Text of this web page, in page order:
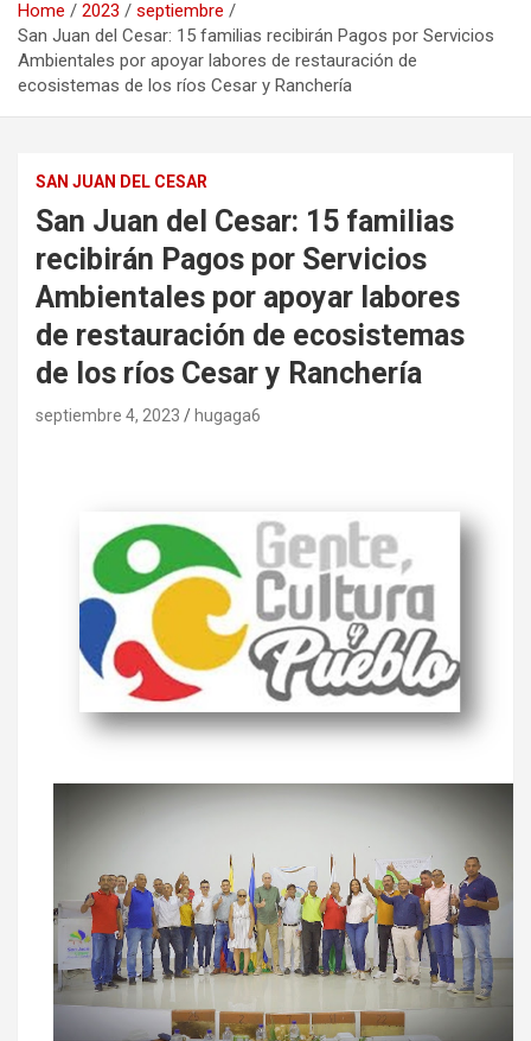
Home 2023
septiembre
San Juan del Cesar: 15 familias recibirán Pagos por Servicios
Ambientales por apoyar labores de restauración de
ecosistemas de los ríos Cesar y Ranchería
SAN JUAN DEL CESAR
San Juan del Cesar: 15 familias
recibirán Pagos por Servicios
Ambientales por apoyar labores
de restauración de ecosistemas
de los ríos Cesar y Ranchería
septiembre 4, 2023 hugaga6